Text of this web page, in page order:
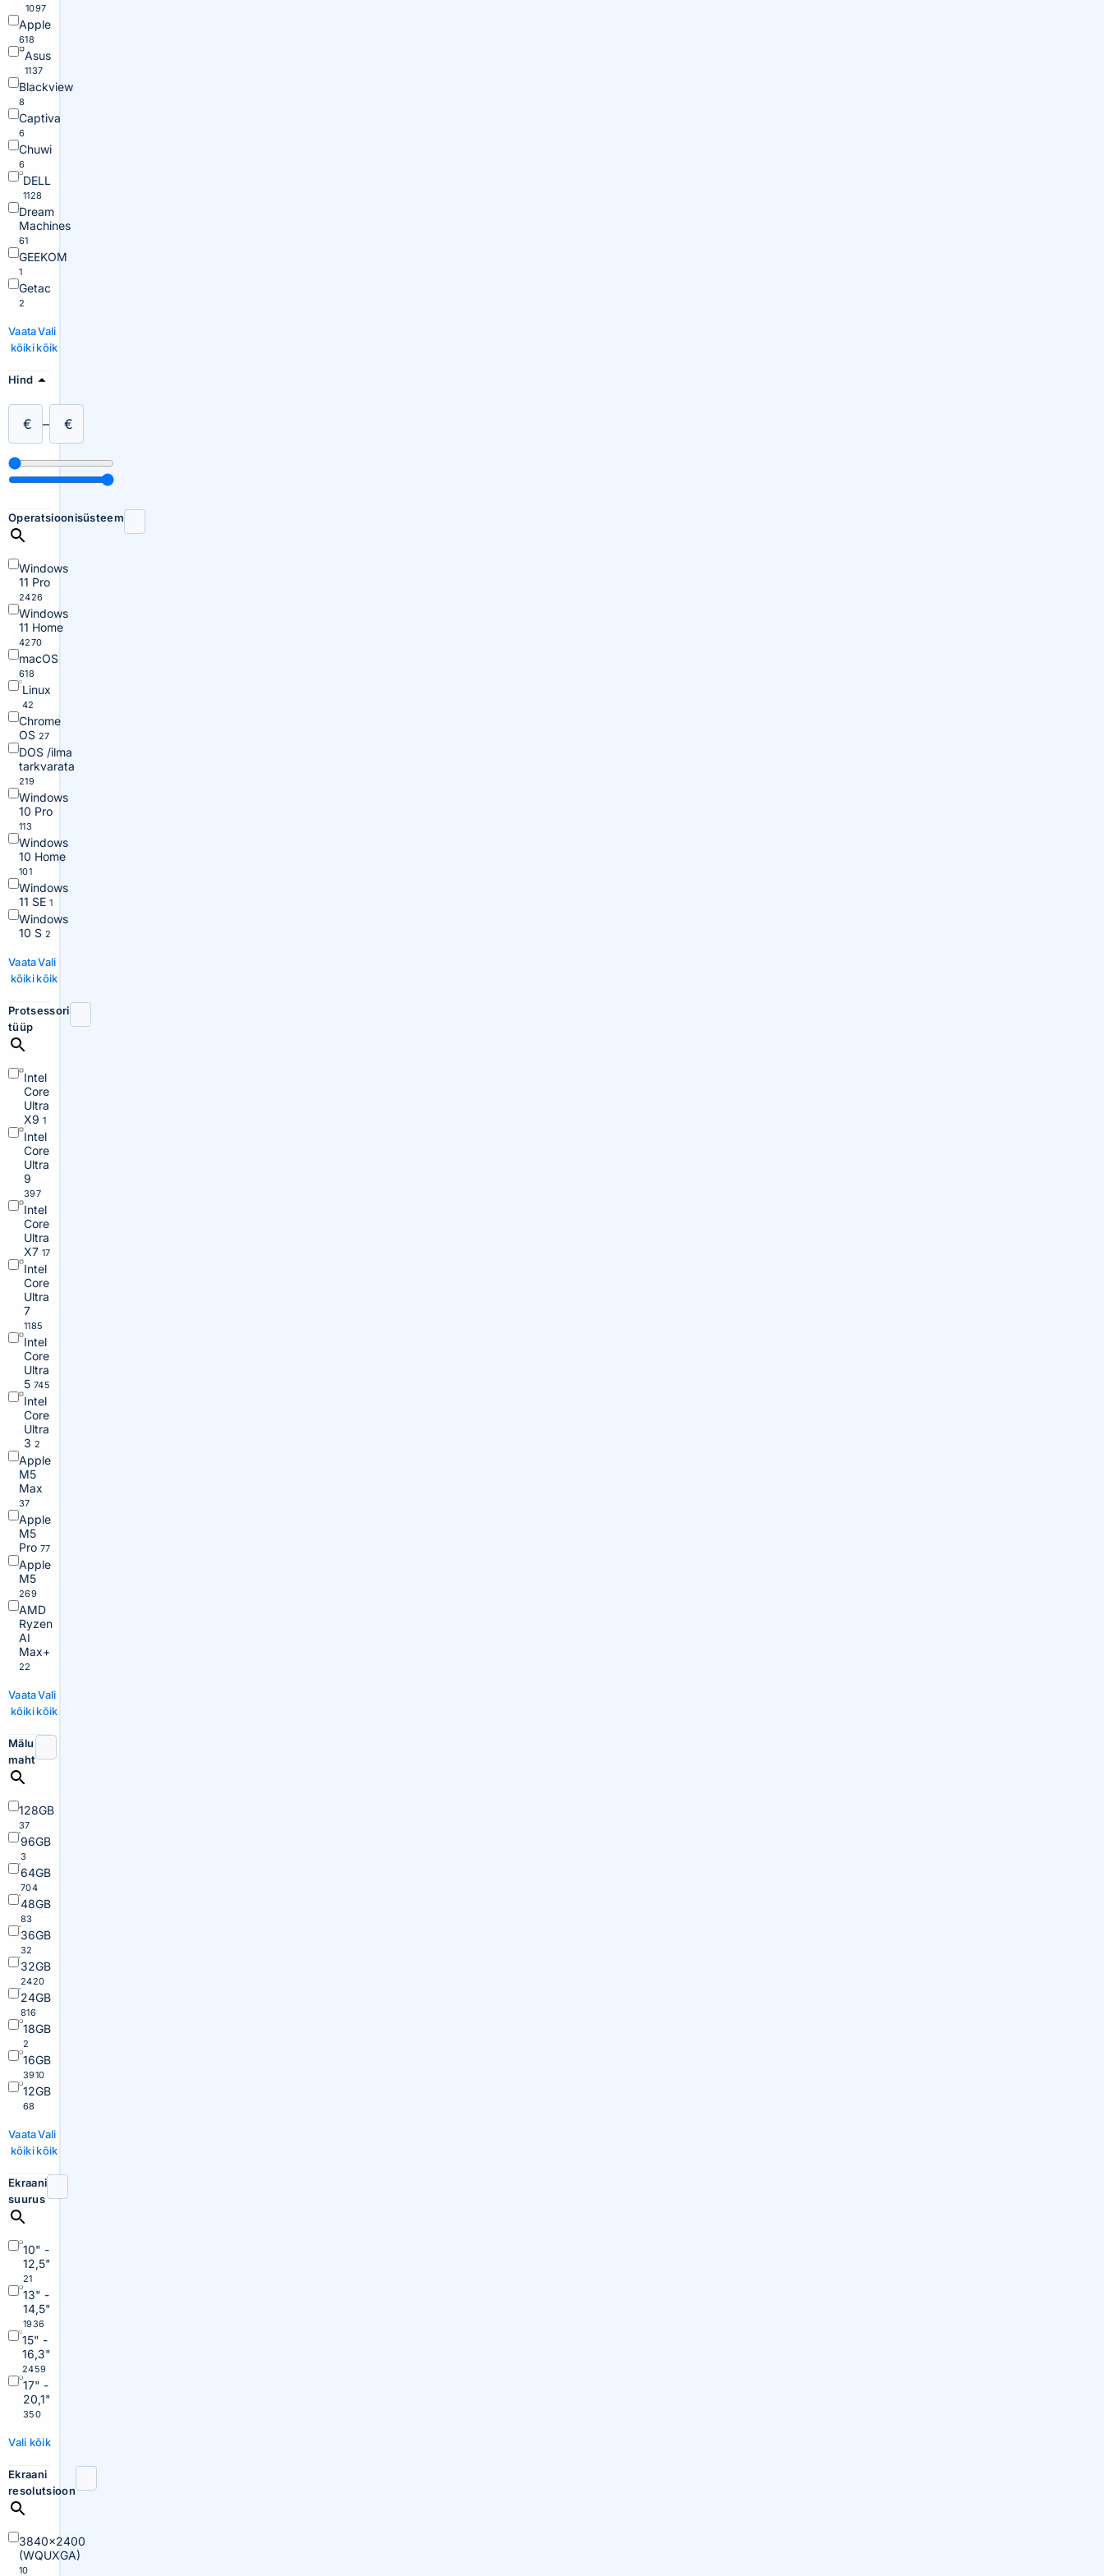
1097
Apple
618
Asus
1137
Blackview
8
Captiva
6
Chuwi
6
DELL
1128
Dream
Machines
61
GEEKOM
1
Getac
2
Vaata
kõiki
Vali
kõik
Hind
€ – €
Operatsioonisüsteem
Windows
11 Pro
2426
Windows
11 Home
4270
macOS
618
Linux
42
Chrome
OS 27
DOS /ilma
tarkvarata
219
Windows
10 Pro
113
Windows
10 Home
101
Windows
11 SE 1
Windows
10 S 2
Vaata
kõiki
Vali
kõik
Protsessori
tüüp
Intel
Core
Ultra
X91
Intel
Core
Ultra
9
397
Intel
Core
Ultra
X7 17
Intel
Core
Ultra
7
1185
Intel
Core
Ultra
5 745
Intel
Core
Ultra
3 2
Apple
M5
Max
37
Apple
M5
Pro 77
Apple
M5
269
AMD
Ryzen
AI
Max+
22
Vaata
kõiki
Vali
kõik
Mälu
maht
128GB
37
96GB
3
64GB
704
48GB
83
36GB
32
32GB
2420
24GB
816
18GB
2
16GB
3910
12GB
68
Vaata
kõiki
Vali
kõik
Ekraani
suurus
10" -
12,5"
21
13" -
14,5"
1936
15" -
16,3"
2459
17" -
20,1"
350
Vali kõik
Ekraani
resolutsioon
3840×2400
(WQUXGA)
10